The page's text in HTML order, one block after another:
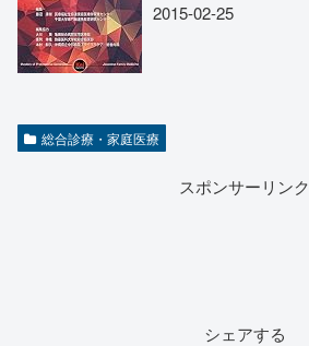
2015-02-25
総合診療・家庭医療
スポンサーリンク
シェアする